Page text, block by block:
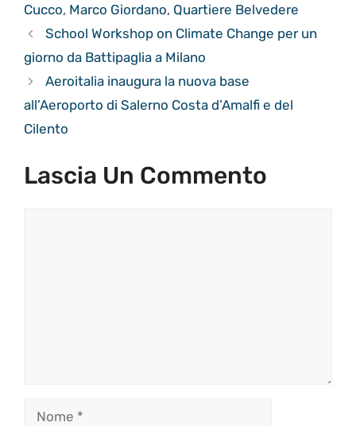
Cucco, Marco Giordano, Quartiere Belvedere
School Workshop on Climate Change per un
giorno da Battipaglia a Milano
Aeroitalia inaugura la nuova base
all’Aeroporto di Salerno Costa d’Amalfi e del
Cilento
Lascia Un Commento